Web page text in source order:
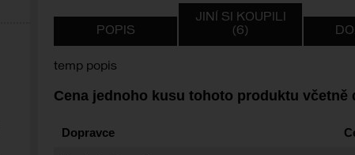
POPIS
JINÍ SI KOUPILI
(6)
temp popis
Cena jednoho kusu tohoto produktu včetně
Dopravce